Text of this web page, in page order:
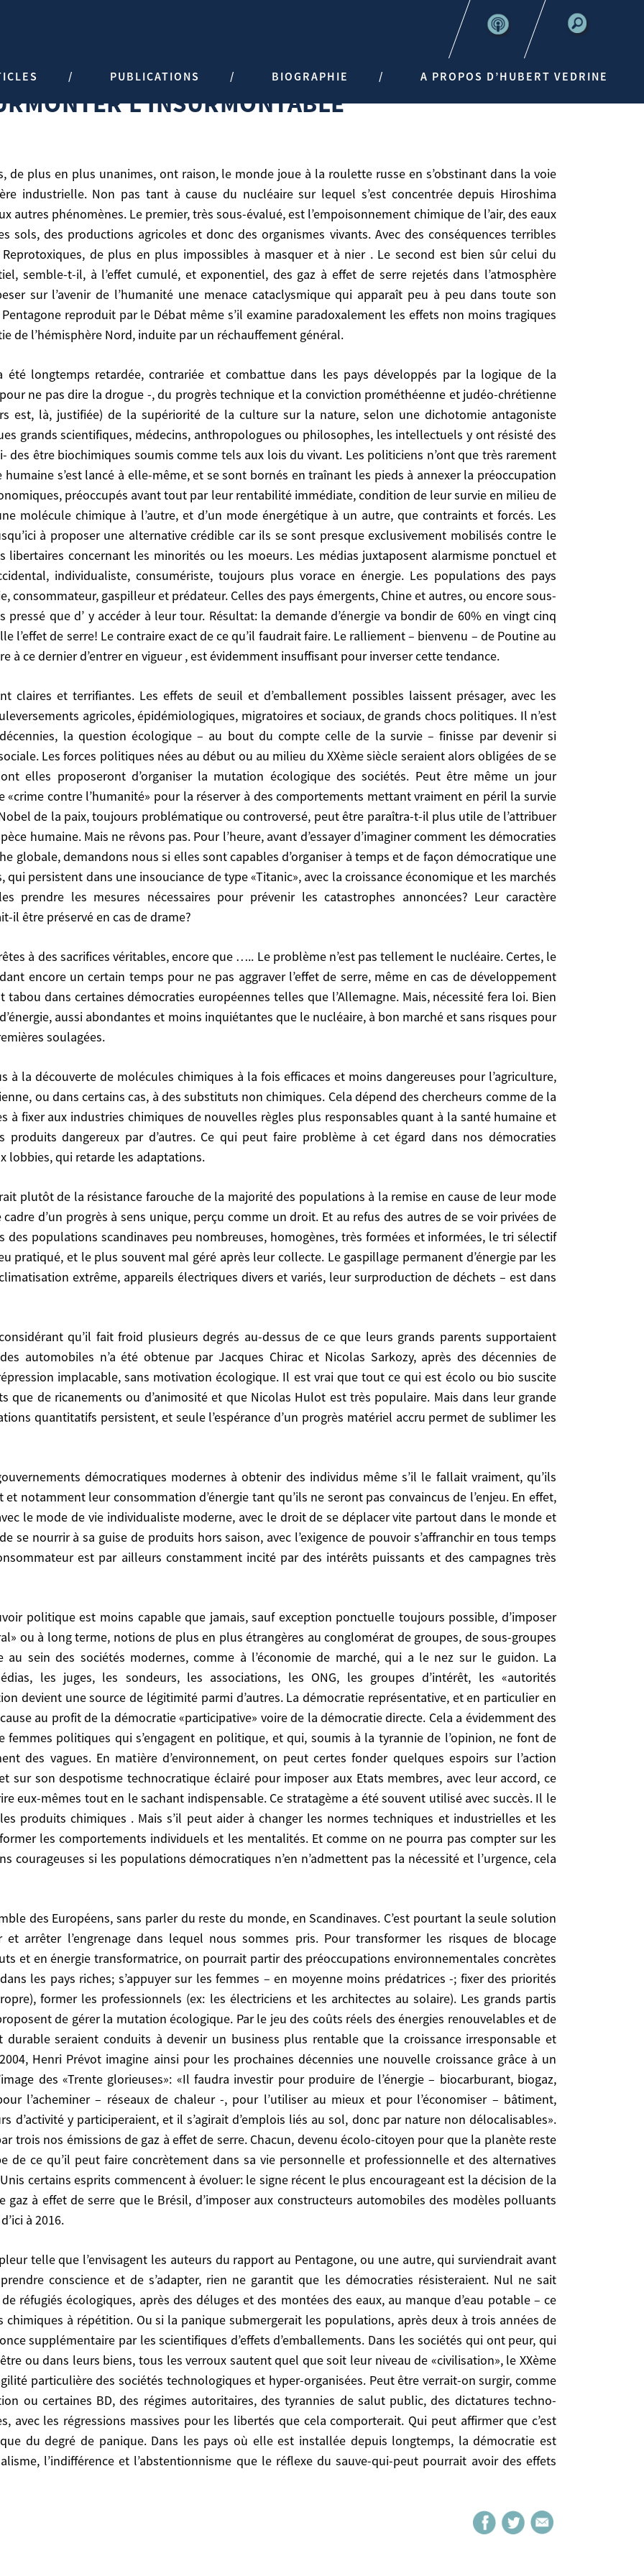
PUBLICATIONS BIOGRAPHIE A PROPOS D’HUBERT VEDRINE
L’INSURMONTABLE
industrielle. Non pas tant à cause du nucléaire sur lequel s’est concentrée depuis Hiroshima
autres phénomènes. Le premier, très sous-évalué, est l’empoisonnement chimique de l’air, des eaux
sols, des productions agricoles et donc des organismes vivants. Avec des conséquences terribles
Reprotoxiques, de plus en plus impossibles à masquer et à nier . Le second est bien sûr celui du
semble-t-il, à l’effet cumulé, et exponentiel, des gaz à effet de serre rejetés dans l’atmosphère
sur l’avenir de l’humanité une menace cataclysmique qui apparaît peu à peu dans toute son
reproduit par le Débat même s’il examine paradoxalement les effets non moins tragiques
de l’hémisphère Nord, induite par un réchauffement général.
ne pas dire la drogue -, du progrès technique et la conviction prométhéenne et judéo-chrétienne
est, là, justifiée) de la supériorité de la culture sur la nature, selon une dichotomie antagoniste
grands scientifiques, médecins, anthropologues ou philosophes, les intellectuels y ont résisté des
des être biochimiques soumis comme tels aux lois du vivant. Les politiciens n’ont que très rarement
humaine s’est lancé à elle-même, et se sont bornés en traînant les pieds à annexer la préoccupation
préoccupés avant tout par leur rentabilité immédiate, condition de leur survie en milieu de
molécule chimique à l’autre, et d’un mode énergétique à un autre, que contraints et forcés. Les
à proposer une alternative crédible car ils se sont presque exclusivement mobilisés contre le
libertaires concernant les minorités ou les moeurs. Les médias juxtaposent alarmisme ponctuel et
individualiste, consumériste, toujours plus vorace en énergie. Les populations des pays
consommateur, gaspilleur et prédateur. Celles des pays émergents, Chine et autres, ou encore sous-
que d’ y accéder à leur tour. Résultat: la demande d’énergie va bondir de 60% en vingt cinq
l’effet de serre! Le contraire exact de ce qu’il faudrait faire. Le ralliement – bienvenu – de Poutine au
à ce dernier d’entrer en vigueur , est évidemment insuffisant pour inverser cette tendance.
agricoles, épidémiologiques, migratoires et sociaux, de grands chocs politiques. Il n’est
la question écologique – au bout du compte celle de la survie – finisse par devenir si
Les forces politiques nées au début ou au milieu du XXème siècle seraient alors obligées de se
elles proposeront d’organiser la mutation écologique des sociétés. Peut être même un jour
contre l’humanité» pour la réserver à des comportements mettant vraiment en péril la survie
de la paix, toujours problématique ou controversé, peut être paraîtra-t-il plus utile de l’attribuer
humaine. Mais ne rêvons pas. Pour l’heure, avant d’essayer d’imaginer comment les démocraties
globale, demandons nous si elles sont capables d’organiser à temps et de façon démocratique une
persistent dans une insouciance de type «Titanic», avec la croissance économique et les marchés
prendre les mesures nécessaires pour prévenir les catastrophes annoncées? Leur caractère
il être préservé en cas de drame?
encore un certain temps pour ne pas aggraver l’effet de serre, même en cas de développement
dans certaines démocraties européennes telles que l’Allemagne. Mais, nécessité fera loi. Bien
aussi abondantes et moins inquiétantes que le nucléaire, à bon marché et sans risques pour
soulagées.
ou dans certains cas, à des substituts non chimiques. Cela dépend des chercheurs comme de la
à fixer aux industries chimiques de nouvelles règles plus responsables quant à la santé humaine et
produits dangereux par d’autres. Ce qui peut faire problème à cet égard dans nos démocraties
lobbies, qui retarde les adaptations.
d’un progrès à sens unique, perçu comme un droit. Et au refus des autres de se voir privées de
des populations scandinaves peu nombreuses, homogènes, très formées et informées, le tri sélectif
pratiqué, et le plus souvent mal géré après leur collecte. Le gaspillage permanent d’énergie par les
extrême, appareils électriques divers et variés, leur surproduction de déchets – est dans
automobiles n’a été obtenue par Jacques Chirac et Nicolas Sarkozy, après des décennies de
implacable, sans motivation écologique. Il est vrai que tout ce qui est écolo ou bio suscite
que de ricanements ou d’animosité et que Nicolas Hulot est très populaire. Mais dans leur grande
quantitatifs persistent, et seule l’espérance d’un progrès matériel accru permet de sublimer les
notamment leur consommation d’énergie tant qu’ils ne seront pas convaincus de l’enjeu. En effet,
le mode de vie individualiste moderne, avec le droit de se déplacer vite partout dans le monde et
se nourrir à sa guise de produits hors saison, avec l’exigence de pouvoir s’affranchir en tous temps
est par ailleurs constamment incité par des intérêts puissants et des campagnes très
ou à long terme, notions de plus en plus étrangères au conglomérat de groupes, de sous-groupes
sein des sociétés modernes, comme à l’économie de marché, qui a le nez sur le guidon. La
les juges, les sondeurs, les associations, les ONG, les groupes d’intérêt, les «autorités
devient une source de légitimité parmi d’autres. La démocratie représentative, et en particulier en
au profit de la démocratie «participative» voire de la démocratie directe. Cela a évidemment des
femmes politiques qui s’engagent en politique, et qui, soumis à la tyrannie de l’opinion, ne font de
des vagues. En matière d’environnement, on peut certes fonder quelques espoirs sur l’action
sur son despotisme technocratique éclairé pour imposer aux Etats membres, avec leur accord, ce
eux-mêmes tout en le sachant indispensable. Ce stratagème a été souvent utilisé avec succès. Il le
produits chimiques . Mais s’il peut aider à changer les normes techniques et industrielles et les
les comportements individuels et les mentalités. Et comme on ne pourra pas compter sur les
courageuses si les populations démocratiques n’en n’admettent pas la nécessité et l’urgence, cela
arrêter l’engrenage dans lequel nous sommes pris. Pour transformer les risques de blocage
et en énergie transformatrice, on pourrait partir des préoccupations environnementales concrètes
les pays riches; s’appuyer sur les femmes – en moyenne moins prédatrices -; fixer des priorités
former les professionnels (ex: les électriciens et les architectes au solaire). Les grands partis
de gérer la mutation écologique. Par le jeu des coûts réels des énergies renouvelables et de
durable seraient conduits à devenir un business plus rentable que la croissance irresponsable et
Henri Prévot imagine ainsi pour les prochaines décennies une nouvelle croissance grâce à un
des «Trente glorieuses»: «Il faudra investir pour produire de l’énergie – biocarburant, biogaz,
l’acheminer – réseaux de chaleur -, pour l’utiliser au mieux et pour l’économiser – bâtiment,
d’activité y participeraient, et il s’agirait d’emplois liés au sol, donc par nature non délocalisables».
trois nos émissions de gaz à effet de serre. Chacun, devenu écolo-citoyen pour que la planète reste
de ce qu’il peut faire concrètement dans sa vie personnelle et professionnelle et des alternatives
certains esprits commencent à évoluer: le signe récent le plus encourageant est la décision de la
à effet de serre que le Brésil, d’imposer aux constructeurs automobiles des modèles polluants
à 2016.
conscience et de s’adapter, rien ne garantit que les démocraties résisteraient. Nul ne sait
réfugiés écologiques, après des déluges et des montées des eaux, au manque d’eau potable – ce
chimiques à répétition. Ou si la panique submergerait les populations, après deux à trois années de
supplémentaire par les scientifiques d’effets d’emballements. Dans les sociétés qui ont peur, qui
ou dans leurs biens, tous les verroux sautent quel que soit leur niveau de «civilisation», le XXème
particulière des sociétés technologiques et hyper-organisées. Peut être verrait-on surgir, comme
ou certaines BD, des régimes autoritaires, des tyrannies de salut public, des dictatures techno-
avec les régressions massives pour les libertés que cela comporterait. Qui peut affirmer que c’est
du degré de panique. Dans les pays où elle est installée depuis longtemps, la démocratie est
l’indifférence et l’abstentionnisme que le réflexe du sauve-qui-peut pourrait avoir des effets
Non pas tant à cause du nucléaire sur lequel s’est concentrée depuis Hiroshima l’angoisse des
Le premier, très sous-évalué, est l’empoisonnement chimique de l’air, des eaux superficielles et
et donc des organismes vivants. Avec des conséquences terribles dites «CMR», Cancérigènes,
des gaz à effet de serre rejetés dans l’atmosphère depuis deux siècles. Ce phénomène fait peser
qui apparaît peu à peu dans toute son ampleur. C’est lui dont traite le rapport du Pentagone
les effets non moins tragiques d’une baisse des températures sur une partie de l’hémisphère
-, du progrès technique et la conviction prométhéenne et judéo-chrétienne (cette formule employée à
de la culture sur la nature, selon une dichotomie antagoniste absurde, mais très enracinée. A part
ou philosophes, les intellectuels y ont résisté des quatre fers tant il leur répugne d’être -aussi-
du vivant. Les politiciens n’ont que très rarement pris la mesure radicale du défi que l’espèce humaine
les pieds à annexer la préoccupation écologique à leurs discours. Les acteurs économiques,
condition de leur survie en milieu de plus en plus concurrentiel, ne passent d’une molécule
autre, que contraints et forcés. Les écologistes eux-mêmes n’ont pas réussi jusqu’ici à proposer une
mobilisés contre le nucléaire, ou alors pour des revendications libertaires concernant les
alarmisme ponctuel et apologie permanente du mode de vie occidental, individualiste, consumériste,
pays développés sont «addict» à leur mode de vie, consommateur, gaspilleur et prédateur. Celles des
des énergies fossiles, et avec elle l’effet de serre! Le contraire exact de ce qu’il faudrait faire. Le
Kyoto de 1997, qui va permettre à ce dernier d’entrer en vigueur , est évidemment insuffisant pour
épidémiologiques, migratoires et sociaux, de grands chocs politiques. Il n’est pas impossible
– au bout du compte celle de la survie – finisse par devenir si angoissante qu’elle supplante la
ou au milieu du XXème siècle seraient alors obligées de se transformer en fonction de la manière
des sociétés. Peut être même un jour requalifiera-t-on juridiquement la notion de «crime
mettant vraiment en péril la survie de l’humanité en tant que telle. Quand au Nobel de la paix,
t-il plus utile de l’attribuer à l’avenir à des militants de la survie de l’espèce humaine. Mais ne
comment les démocraties modernes réagiraient à une vraie catastrophe globale, demandons nous si
démocratique une mutation de leur mode de vie. Nos sociétés, qui persistent dans une insouciance de
serait-il un handicap? Pourrait-il être préservé en cas de drame?
temps pour ne pas aggraver l’effet de serre, même en cas de développement intensif de toutes
européennes telles que l’Allemagne. Mais, nécessité fera loi. Bien sûr, si on mettait au point
moins inquiétantes que le nucléaire, à bon marché et sans risques pour le climat, les démocraties en
cas, à des substituts non chimiques. Cela dépend des chercheurs comme de la capacité des
chimiques de nouvelles règles plus responsables quant à la santé humaine et d’imposer le
d’autres. Ce qui peut faire problème à cet égard dans nos démocraties modernes, c’est plutôt leur
à sens unique, perçu comme un droit. Et au refus des autres de se voir privées de leurs espérances.
peu nombreuses, homogènes, très formées et informées, le tri sélectif réel et contraignant des
géré après leur collecte. Le gaspillage permanent d’énergie par les Américains – voiture, éclairage,
divers et variés, leur surproduction de déchets – est dans toutes les têtes. Mais les Européens
obtenue par Jacques Chirac et Nicolas Sarkozy, après des décennies de campagne peu efficaces, qu’au
écologique. Il est vrai que tout ce qui est écolo ou bio suscite maintenant plus de sympathie ou
et que Nicolas Hulot est très populaire. Mais dans leur grande masse, les comportements et les
d’un progrès matériel accru permet de sublimer les conflits sociaux, ou autres.
individualiste moderne, avec le droit de se déplacer vite partout dans le monde et de communiquer
produits hors saison, avec l’exigence de pouvoir s’affranchir en tous temps du froid comme du chaud,
incité par des intérêts puissants et des campagnes très efficaces.
notions de plus en plus étrangères au conglomérat de groupes, de sous-groupes et de lobbies en
les ONG, les groupes d’intérêt, les «autorités indépendantes», fragilise le pouvoir. L’élection devient
représentative, et en particulier en France le système républicain, est mise en cause au profit de la
directe. Cela a évidemment des conséquences sur le type d’hommes ou de femmes politiques qui
de l’opinion, ne font de plus en plus qu’accompagner le mouvement des vagues. En matière
espoirs sur l’action normative de la Commission européenne et sur son despotisme technocratique
accord, ce qu’ils ne peuvent pas politiquement prescrire eux-mêmes tout en le sachant indispensable.
le sera encore avec profit, notamment pour les produits chimiques . Mais s’il peut aider à changer les
il sera insuffisant pour transformer les comportements individuels et les mentalités. Et comme on
pour des décisions courageuses si les populations démocratiques n’en n’admettent pas la
dernières.
l’engrenage dans lequel nous sommes pris. Pour transformer les risques de blocage poujadiste de la
on pourrait partir des préoccupations environnementales concrètes des gens, désordonnées
sur les femmes – en moyenne moins prédatrices -; fixer des priorités claires aux recherches (exemple:
des coûts réels des énergies renouvelables et de la fiscalité, l’écologie et le développement durable
que la croissance irresponsable et prédatrice. Dans le Monde du 26 octobre 2004, Henri Prévot
croissance grâce à un immense effort d’équipement du pays à l’image des «Trente glorieuses»:
biogaz, capteurs solaires, électricité nucléaire -, pour l’acheminer – réseaux de chaleur -, pour
infrastructures ferroviaires. Tous les secteurs d’activité y participeraient, et il s’agirait d’emplois liés au
selon l’auteur de réduire par trois nos émissions de gaz à effet de serre. Chacun, devenu écolo-
être instruit à chaque étape de ce qu’il peut faire concrètement dans sa vie personnelle et
il dispose. Même aux Etats-Unis certains esprits commencent à évoluer: le signe récent le plus
à elle seule autant de gaz à effet de serre que le Brésil, d’imposer aux constructeurs automobiles
34% de moins, d’ici à 2016.
et de s’adapter, rien ne garantit que les démocraties résisteraient. Nul ne sait comment elles
après des déluges et des montées des eaux, au manque d’eau potable – ce qui n’est pas contradictoire
submergerait les populations, après deux à trois années de dérèglements climatiques majeurs et
d’emballements. Dans les sociétés qui ont peur, qui se sentent en danger, menacées dans leur être
que soit leur niveau de «civilisation», le XXème ne l’a que trop montré. Il y a même une fragilité
organisées. Peut être verrait-on surgir, comme dans certains romans noirs de science-fiction ou
Qui peut affirmer que c’est absolument impossible? Cela ne dépend que du degré de
longtemps, la démocratie est tellement rongée par le marché, l’individualisme, l’indifférence et
pourrait avoir des effets extrêmes.